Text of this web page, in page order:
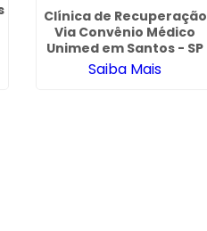
Clínica de Recuperação
Via Convênio Médico
Unimed em Santos - SP
Saiba Mais